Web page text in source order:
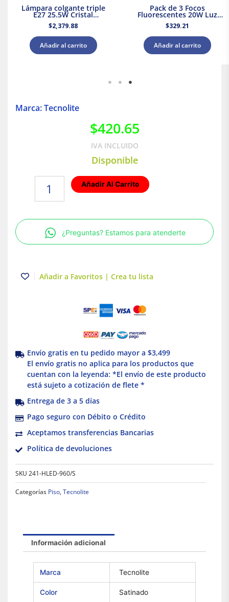
Lámpara colgante triple
E27 25.5W Cristal
Negro/Dorado Tecnolite
$2,379.88
Añadir al carrito
Pack de 3 Focos
Fluorescentes 20W Luz
Negra Base E27 Tecnolite
$329.21
Añadir al carrito
Marca: Tecnolite
$420.65
IVA INCLUIDO
Disponible
Empotrable
para
Exterior
1.2W
Añadir Al Carrito
¿Preguntas? Estamos para atenderte
Añadir a Favoritos | Crea tu lista
Envío gratis en tu pedido mayor a $3,499
El envío gratis no aplica para los productos que
cuentan con la leyenda: *El envío de este producto
está sujeto a cotización de flete *
Entrega de 3 a 5 días
Pago seguro con Débito o Crédito
Aceptamos transferencias Bancarias
Política de devoluciones
SKU 241-HLED-960/S
Categorías Piso, Tecnolite
Información adicional
Marca Tecnolite
Color Satinado